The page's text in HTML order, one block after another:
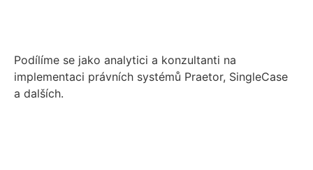
Podílíme se jako analytici a konzultanti na
implementaci právních systémů Praetor, SingleCase
a dalších.